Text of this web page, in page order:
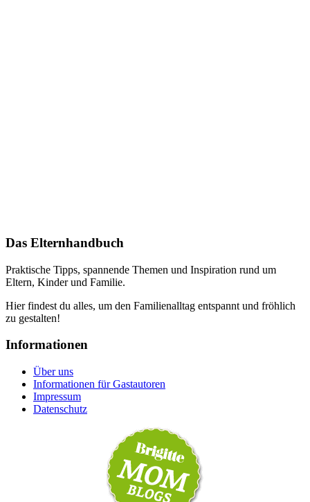
Das Elternhandbuch
Praktische Tipps, spannende Themen und Inspiration rund um
Eltern, Kinder und Familie.
Hier findest du alles, um den Familienalltag entspannt und fröhlich
zu gestalten!
Informationen
Über uns
Informationen für Gastautoren
Impressum
Datenschutz